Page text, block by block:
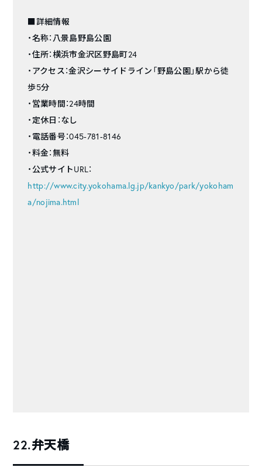
■詳細情報
・名称：八景島野島公園
・住所：横浜市金沢区野島町24
・アクセス：金沢シーサイドライン「野島公園」駅から徒
歩5分
・営業時間：24時間
・定休日：なし
・電話番号：045-781-8146
・料金：無料
・公式サイトURL：
http://www.city.yokohama.lg.jp/kankyo/park/yokoham
a/nojima.html
22.弁天橋